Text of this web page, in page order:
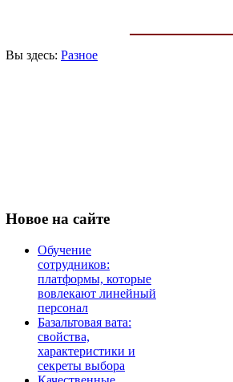
Вы здесь: Разное
Новое на сайте
Обучение
сотрудников:
платформы, которые
вовлекают линейный
персонал
Базальтовая вата:
свойства,
характеристики и
секреты выбора